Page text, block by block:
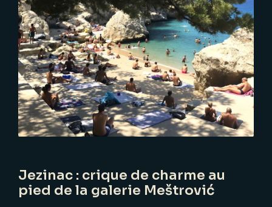
Jezinac : crique de charme au
pied de la galerie Meštrović